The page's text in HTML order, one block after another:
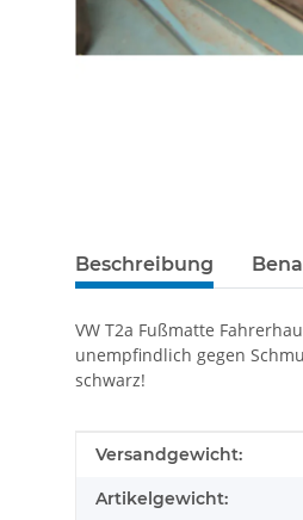
Beschreibung
VW T2a Fußmatte
unempfindlich gegen
schwarz!
Produkteigenschaft
Wert
Versandgewicht:
Artikelgewicht: